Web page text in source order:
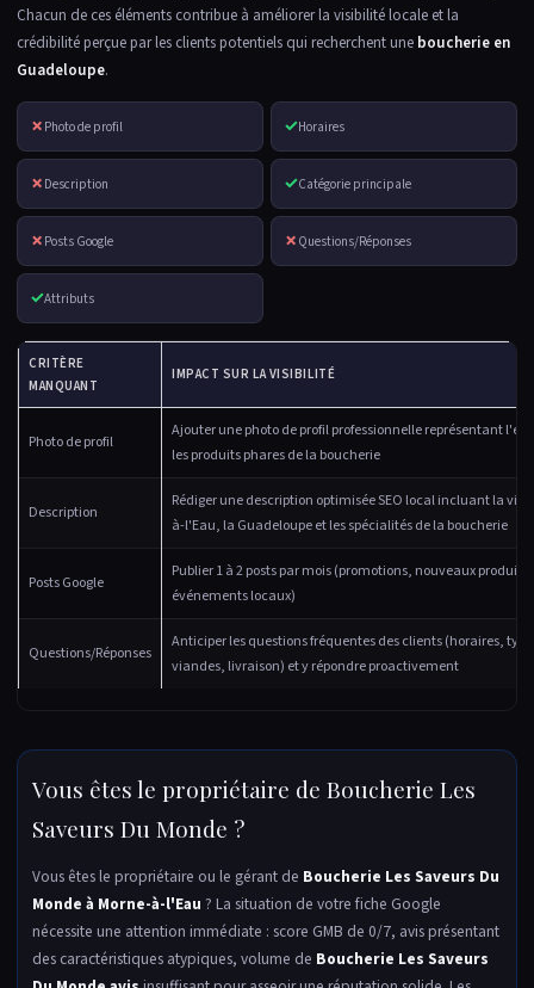
Chacun de ces éléments contribue à améliorer la visibilité locale et la
crédibilité perçue par les clients potentiels qui recherchent une boucherie en
Guadeloupe.
✗ Photo de profil ✓Horaires
✗ Description ✓Catégorie principale
✗ Posts Google ✗ Questions/Réponses
✓Attributs
CRITÈRE
MANQUANT
IMPACT SUR LA VISIBILITÉ
Photo de profil
Ajouter une photo de profil professionnelle représentant
les produits phares de la boucherie
Description
Rédiger une description optimisée SEO local incluant la
à-l'Eau, la Guadeloupe et les spécialités de la boucherie
Posts Google
Publier 1 à 2 posts par mois (promotions, nouveaux produits,
événements locaux)
Questions/Réponses
Anticiper les questions fréquentes des clients (horaires,
viandes, livraison) et y répondre proactivement
Vous êtes le propriétaire de Boucherie Les
Saveurs Du Monde ?
Vous êtes le propriétaire ou le gérant de Boucherie Les Saveurs Du
Monde à Morne-à-l'Eau ? La situation de votre fiche Google
nécessite une attention immédiate : score GMB de 0/7, avis présentant
des caractéristiques atypiques, volume de Boucherie Les Saveurs